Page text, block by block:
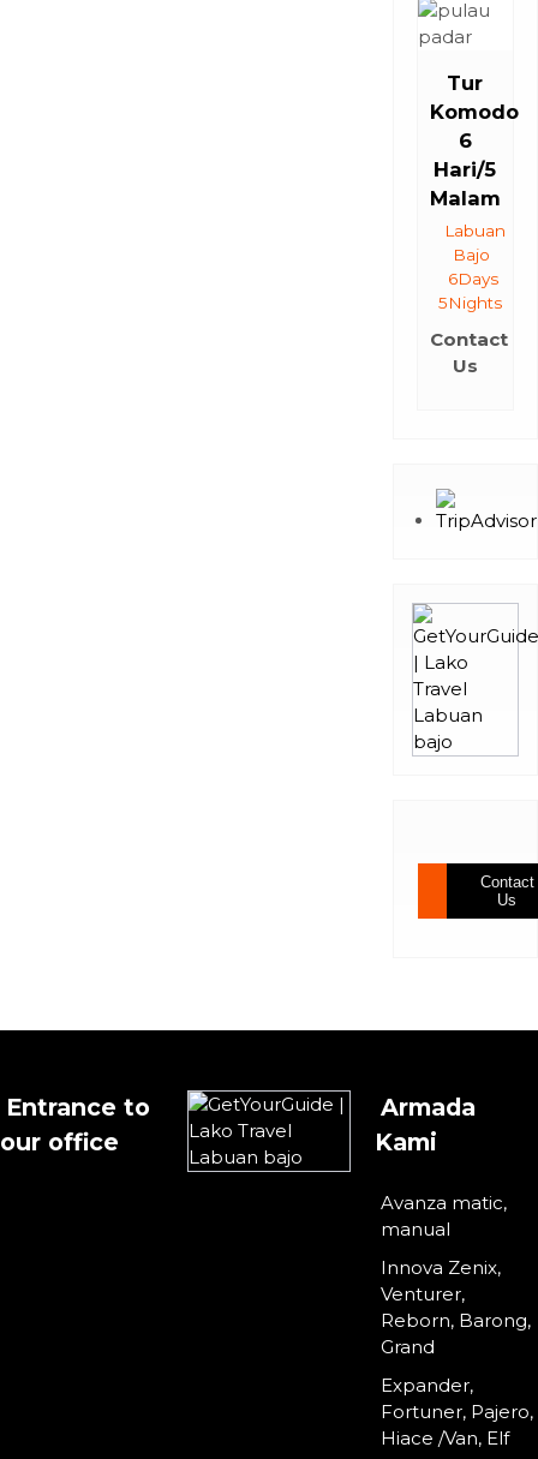
Tur
Komodo
6
Hari/5
Malam
Labuan
Bajo
6Days
5Nights
Contact
Us
Contact
Us
Entrance to
our office
Armada
Kami
Avanza matic,
manual
Innova Zenix,
Venturer,
Reborn, Barong,
Grand
Expander,
Fortuner, Pajero,
Hiace /Van, Elf